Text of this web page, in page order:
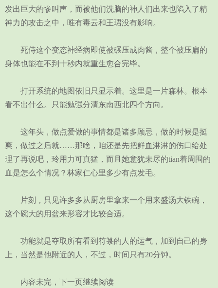
发出巨大的惨叫声，而被他们洗脑的神人们出来也陷入了精
神力的攻击之中，唯有毒云和王珺没有影响。
死侍这个变态神经病即使被碾压成肉酱，整个被压扁的
身体也能在不到十秒内就重生愈合完毕。
打开系统的地图依旧只显示着。这里是一片森林。根本
看不出什么。只能勉强分清东南西北四个方向。
这年头，做点爱做的事情都是诸多顾忌，做的时候是挺
爽，做过之后就……那啥，咱还是先把鲜血淋淋的伤口给处
理了再说吧，玲用力可真猛，而且她意犹未尽的tian着周围的
血是怎么个情况？林家仁心里多少有点发毛。
片刻，只见许多多从厨房里拿来一个用来盛汤大铁碗，
这个碗大的用盆来形容才比较合适。
功能就是夺取所有看到符箓的人的运气，加到自己的身
上，当然是他附近的人，不过，时间只有20分钟。
内容未完，下一页继续阅读